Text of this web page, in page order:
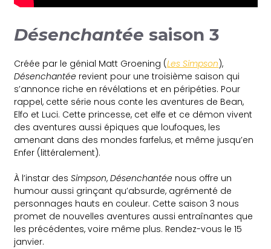
Désenchantée saison 3
Créée par le génial Matt Groening (Les Simpson),
Désenchantée revient pour une troisième saison qui
s’annonce riche en révélations et en péripéties. Pour
rappel, cette série nous conte les aventures de Bean,
Elfo et Luci. Cette princesse, cet elfe et ce démon vivent
des aventures aussi épiques que loufoques, les
amenant dans des mondes farfelus, et même jusqu’en
Enfer (littéralement).
À l’instar desSimpson,Désenchantée nous offre un
humour aussi grinçant qu’absurde, agrémenté de
personnages hauts en couleur. Cette saison 3 nous
promet de nouvelles aventures aussi entraînantes que
les précédentes, voire même plus. Rendez-vous le 15
janvier.